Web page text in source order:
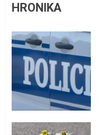
HRONIKA